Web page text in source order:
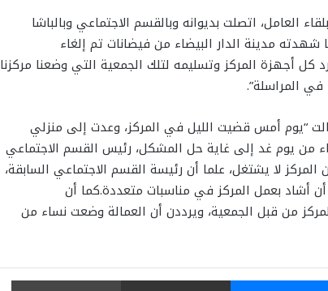
العامل، اتصلت بديوانه وبالقسم الاجتماعي وبالباشا
مدينة الدار البيضاء من فيضانات تم إلغاء
كل أجهزة المركز وتسليمه لتلك الجمعية التي وضعنا مركزنا
“يوم أمس قضيت الليل في المركز، وعدت إلى منزلي
من يوم غد إلى غاية حل المشكل، رئيس القسم الاجتماعي
لا يشتغل، علما أن رئيسة القسم الاجتماعي السابقة،
أشاد بعمل المركز في مناسبات متعددة.كما أن
من قبل الجمعية، ويرددن أن العمالة وضعت نساء من
ماسنجر مشاركة عبر البريد